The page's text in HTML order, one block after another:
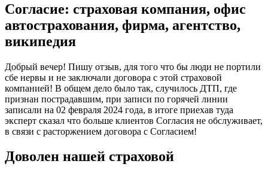
Согласие: страховая компания, офис
автострахования, фирма, агентство,
википедия
Добрый вечер! Пишу отзыв, для того что бы люди не портили
сбе нервы и не заключали договора с этой страховой
компанией! В общем дело было так, случилось ДТП, где
признан пострадавшим, при записи по горячей линии
записали на 02 февраля 2024 года, в итоге приехав туда
эксперт сказал что больше клиентов Согласия не обслуживает,
в связи с расторжением договора с Согласием!
Доволен нашей страховой